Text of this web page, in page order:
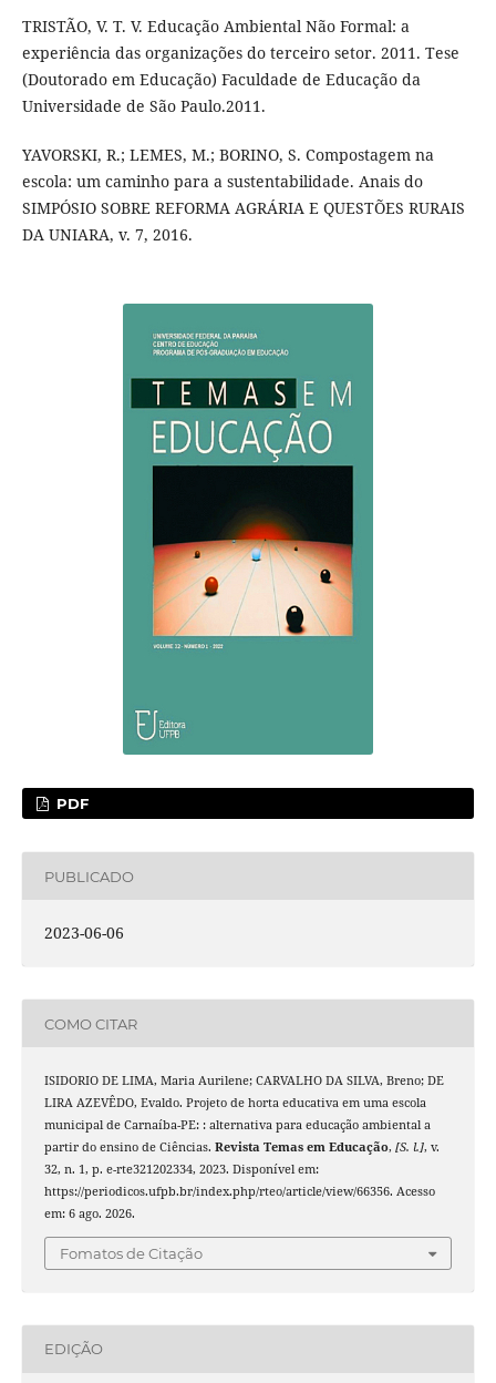
TRISTÃO, V. T. V. Educação Ambiental Não Formal: a
experiência das organizações do terceiro setor. 2011. Tese
(Doutorado em Educação) Faculdade de Educação da
Universidade de São Paulo.2011.
YAVORSKI, R.; LEMES, M.; BORINO, S. Compostagem na
escola: um caminho para a sustentabilidade. Anais do
SIMPÓSIO SOBRE REFORMA AGRÁRIA E QUESTÕES RURAIS
DA UNIARA, v. 7, 2016.
PDF
PUBLICADO
2023-06-06
COMO CITAR
ISIDORIO DE LIMA, Maria Aurilene; CARVALHO DA SILVA, Breno; DE
LIRA AZEVÊDO, Evaldo. Projeto de horta educativa em uma escola
municipal de Carnaíba-PE: : alternativa para educação ambiental a
partir do ensino de Ciências. Revista Temas em Educação, [S. l.], v.
32, n. 1, p. e-rte321202334, 2023. Disponível em:
https://periodicos.ufpb.br/index.php/rteo/article/view/66356. Acesso
em: 6 ago. 2026.
Fomatos de Citação
EDIÇÃO